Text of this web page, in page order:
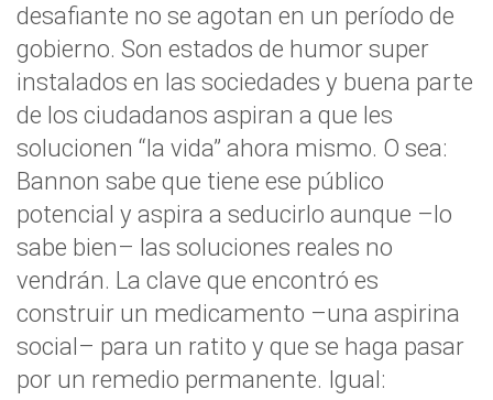
desafiante no se agotan en un período de
gobierno. Son estados de humor super
instalados en las sociedades y buena parte
de los ciudadanos aspiran a que les
solucionen “la vida” ahora mismo. O sea:
Bannon sabe que tiene ese público
potencial y aspira a seducirlo aunque –lo
sabe bien– las soluciones reales no
vendrán. La clave que encontró es
construir un medicamento –una aspirina
social– para un ratito y que se haga pasar
por un remedio permanente. Igual: